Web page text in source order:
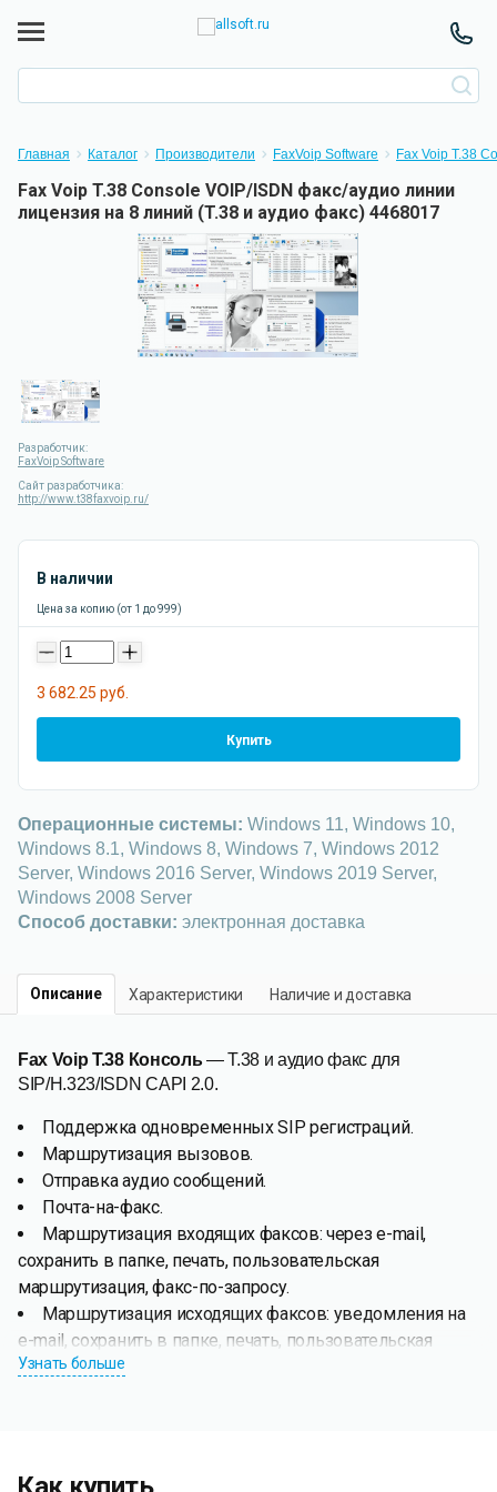
Главная Каталог Производители FaxVoip Software Fax Voip T.38
Fax Voip T.38 Console VOIP/ISDN факс/аудио линии
лицензия на 8 линий (T.38 и аудио факс) 4468017
Разработчик:
FaxVoip Software
Сайт разработчика:
http://www.t38faxvoip.ru/
В наличии
Цена за копию (от 1 до 999)
- +
3 682.25 руб.
Купить
Операционные системы: Windows 11, Windows 10,
Windows 8.1, Windows 8, Windows 7, Windows 2012
Server, Windows 2016 Server, Windows 2019 Server,
Windows 2008 Server
Способ доставки: электронная доставка
Описание Характеристики Наличие и доставка
Fax Voip T.38 Консоль— T.38 и аудио факс для
SIP/H.323/ISDN CAPI 2.0.
Поддержка одновременных SIP регистраций.
Маршрутизация вызовов.
Отправка аудио сообщений.
Почта-на-факс.
Маршрутизация входящих факсов: через e-mail,
сохранить в папке, печать, пользовательская
маршрутизация, факс-по-запросу.
Маршрутизация исходящих факсов: уведомления на
e-mail, сохранить в папке, печать, пользовательская
маршрутизация.
IP-телефонии (SIP или H.323). Решение не требует
Узнать больше